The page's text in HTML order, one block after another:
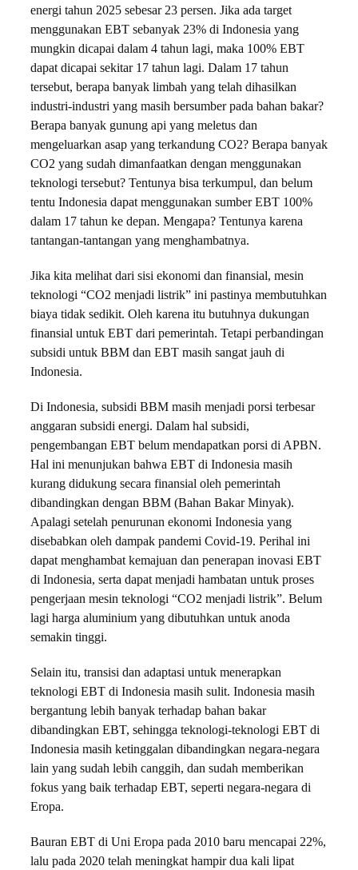
energi tahun 2025 sebesar 23 persen. Jika ada target
menggunakan EBT sebanyak 23% di Indonesia yang
mungkin dicapai dalam 4 tahun lagi, maka 100% EBT
dapat dicapai sekitar 17 tahun lagi. Dalam 17 tahun
tersebut, berapa banyak limbah yang telah dihasilkan
industri-industri yang masih bersumber pada bahan bakar?
Berapa banyak gunung api yang meletus dan
mengeluarkan asap yang terkandung CO2? Berapa banyak
CO2 yang sudah dimanfaatkan dengan menggunakan
teknologi tersebut? Tentunya bisa terkumpul, dan belum
tentu Indonesia dapat menggunakan sumber EBT 100%
dalam 17 tahun ke depan. Mengapa? Tentunya karena
tantangan-tantangan yang menghambatnya.
Jika kita melihat dari sisi ekonomi dan finansial, mesin
teknologi “CO2 menjadi listrik” ini pastinya membutuhkan
biaya tidak sedikit. Oleh karena itu butuhnya dukungan
finansial untuk EBT dari pemerintah. Tetapi perbandingan
subsidi untuk BBM dan EBT masih sangat jauh di
Indonesia.
Di Indonesia, subsidi BBM masih menjadi porsi terbesar
anggaran subsidi energi. Dalam hal subsidi,
pengembangan EBT belum mendapatkan porsi di APBN.
Hal ini menunjukan bahwa EBT di Indonesia masih
kurang didukung secara finansial oleh pemerintah
dibandingkan dengan BBM (Bahan Bakar Minyak).
Apalagi setelah penurunan ekonomi Indonesia yang
disebabkan oleh dampak pandemi Covid-19. Perihal ini
dapat menghambat kemajuan dan penerapan inovasi EBT
di Indonesia, serta dapat menjadi hambatan untuk proses
pengerjaan mesin teknologi “CO2 menjadi listrik”. Belum
lagi harga aluminium yang dibutuhkan untuk anoda
semakin tinggi.
Selain itu, transisi dan adaptasi untuk menerapkan
teknologi EBT di Indonesia masih sulit. Indonesia masih
bergantung lebih banyak terhadap bahan bakar
dibandingkan EBT, sehingga teknologi-teknologi EBT di
Indonesia masih ketinggalan dibandingkan negara-negara
lain yang sudah lebih canggih, dan sudah memberikan
fokus yang baik terhadap EBT, seperti negara-negara di
Eropa.
Bauran EBT di Uni Eropa pada 2010 baru mencapai 22%,
lalu pada 2020 telah meningkat hampir dua kali lipat